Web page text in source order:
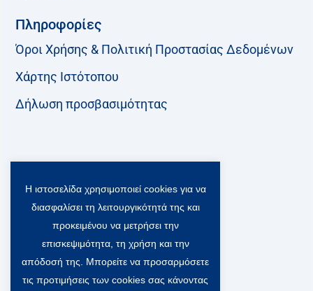
Πληροφορίες
Όροι Χρήσης & Πολιτική Προστασίας Δεδομένων
Χάρτης Ιστότοπου
Δήλωση προσβασιμότητας
F
a
o
k
T
w
i
t
t
e
r
-
L
i
n
k
e
d
i
n
Y
o
u
t
u
b
e
Viber Community:
Η ιστοσελίδα χρησιμοποιεί cookies για να
διασφαλίσει τη λειτουργικότητά της και
προκειμένου να μετρήσει την
επισκεψιμότητα, τη χρήση και την
απόδοσή της. Μπορείτε να προσαρμόσετε
τις προτιμήσεις των cookies σας κάνοντας